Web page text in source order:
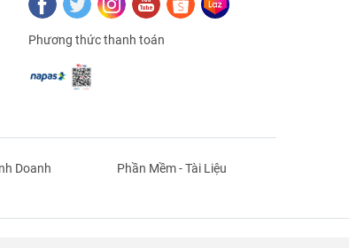
Phương thức thanh toán
Doanh
Phần Mềm - Tài Liệu